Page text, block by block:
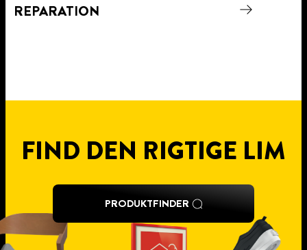
REPARATION
FIND DEN RIGTIGE LIM
PRODUKTFINDER